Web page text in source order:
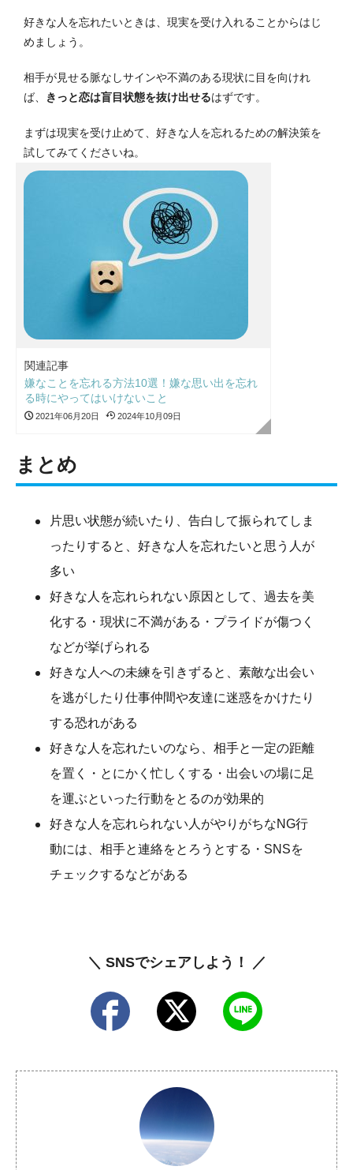
好きな人を忘れたいときは、現実を受け入れることからはじ
めましょう。
相手が見せる脈なしサインや不満のある現状に目を向けれ
ば、
きっと恋は盲目状態を抜け出せるはずです。
まずは現実を受け止めて、好きな人を忘れるための解決策を
試してみてくださいね。
関連記事
嫌なことを忘れる方法10選！嫌な思い出を忘れ
る時にやってはいけないこと
2021年06月20日 2024年10月09日
まとめ
片思い状態が続いたり、告白して振られてしま
ったりすると、好きな人を忘れたいと思う人が
多い
好きな人を忘れられない原因として、過去を美
化する・現状に不満がある・プライドが傷つく
などが挙げられる
好きな人への未練を引きずると、素敵な出会い
を逃がしたり仕事仲間や友達に迷惑をかけたり
する恐れがある
好きな人を忘れたいのなら、相手と一定の距離
を置く・とにかく忙しくする・出会いの場に足
を運ぶといった行動をとるのが効果的
好きな人を忘れられない人がやりがちなNG行
動には、相手と連絡をとろうとする・SNSを
チェックするなどがある
＼ SNSでシェアしよう！ ／